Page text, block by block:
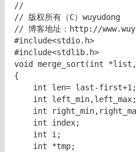
//
// 版权所有（C）wuyudong
// 博客地址：http://
#include<stdio.h>
#include<stdlib.h>
void merge_sort(int
{
int len= last-
int left_min,left_max;
int
    int index;
    int i;
    int *tmp;